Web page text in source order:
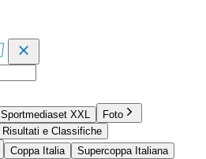
Sportmediaset XXL
Foto
Risultati e Classifiche
Coppa Italia
Supercoppa Italiana